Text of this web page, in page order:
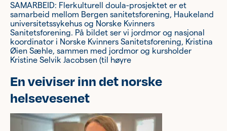
SAMARBEID: Flerkulturell doula-prosjektet er et
samarbeid mellom Bergen sanitetsforening, Haukeland
universitetssykehus og Norske Kvinners
Sanitetsforening. På bildet ser vi jordmor og nasjonal
koordinator i Norske Kvinners Sanitetsforening, Kristina
Øien Sæhle, sammen med jordmor og kursholder
Kristine Selvik Jacobsen (til høyre
En veiviser inn det norske
helsevesenet